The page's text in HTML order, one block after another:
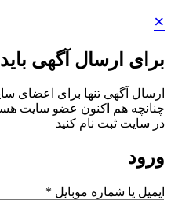
×
برای ارسال آگهی
ارسال آگهی تنها برای اعضای
چنانچه هم‌ اکنون عضو سایت
در سایت ثبت نام کنید
ورود
ایمیل یا شماره موبایل *